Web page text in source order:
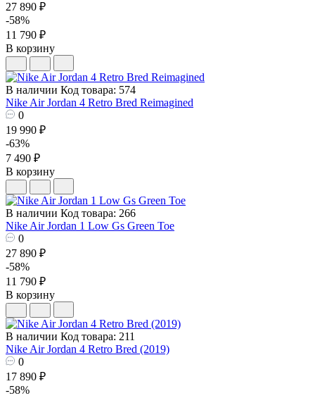
27 890 ₽
-58%
11 790 ₽
В корзину
В наличии Код товара: 574
Nike Air Jordan 4 Retro Bred Reimagined
0
19 990 ₽
-63%
7 490 ₽
В корзину
В наличии Код товара: 266
Nike Air Jordan 1 Low Gs Green Toe
0
27 890 ₽
-58%
11 790 ₽
В корзину
В наличии Код товара: 211
Nike Air Jordan 4 Retro Bred (2019)
0
17 890 ₽
-58%